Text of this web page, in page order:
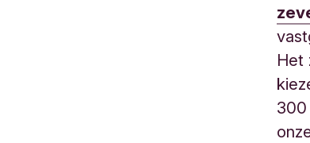
Het
300